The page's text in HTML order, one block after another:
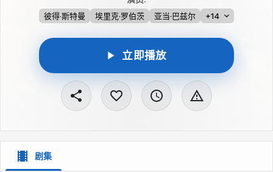
彼得·斯特曼 埃里克·罗伯茨 亚当·巴兹尔 +14
立即播放
剧集